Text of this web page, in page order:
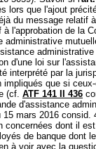
lors que l'ajout
du message relatif
l'approbation de la
administrative
d'une loi sur
interprété par la
que si
(cf. ATF 141 II 436
d'assistance
mars 2016
concernées dont il
de banque dont
à voir avec la